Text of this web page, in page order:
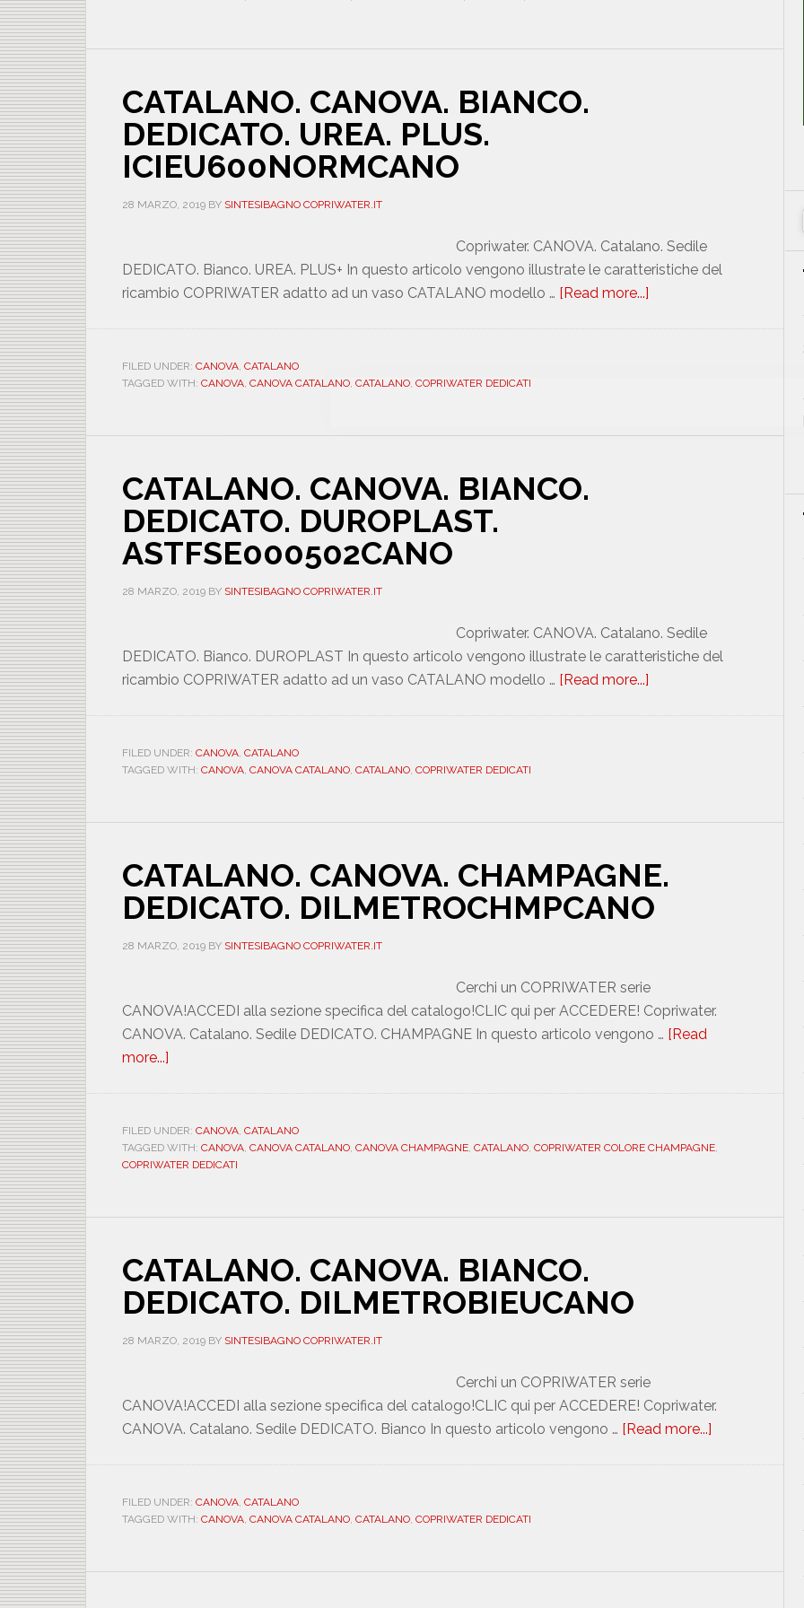
CATALANO. CANOVA. BIANCO.
DEDICATO. UREA. PLUS.
ICIEU600NORMCANO
28 MARZO, 2019BY SINTESIBAGNO COPRIWATER.IT
Copriwater. CANOVA. Catalano. Sedile
DEDICATO. Bianco. UREA. PLUS+ In questo articolo vengono illustrate le caratteristiche del
ricambio COPRIWATER adatto ad un vaso CATALANO modello … [Read more...]
PLUS.
FILED UNDER: CANOVA, CATALANO
TAGGED WITH: CANOVA, CANOVA CATALANO, CATALANO, COPRIWATER DEDICATI
CATALANO. CANOVA. BIANCO.
DEDICATO. DUROPLAST.
ASTFSE000502CANO
28 MARZO, 2019BY SINTESIBAGNO COPRIWATER.IT
Copriwater. CANOVA. Catalano. Sedile
DEDICATO. Bianco. DUROPLAST In questo articolo vengono illustrate le caratteristiche del
ricambio COPRIWATER adatto ad un vaso CATALANO modello … [Read more...]
ASTFSE000502CANO
FILED UNDER: CANOVA, CATALANO
TAGGED WITH: CANOVA, CANOVA CATALANO, CATALANO, COPRIWATER DEDICATI
CATALANO. CANOVA. CHAMPAGNE.
DEDICATO. DILMETROCHMPCANO
28 MARZO, 2019BY SINTESIBAGNO COPRIWATER.IT
Cerchi un COPRIWATER serie
CANOVA!ACCEDI alla sezione specifica del catalogo!CLIC qui per ACCEDERE! Copriwater.
CANOVA. Catalano. Sedile DEDICATO. CHAMPAGNE In questo articolo vengono … [Read
more...]
CHAMPAGNE.
DEDICATO.
DILMETROCHMPCANO
FILED UNDER: CANOVA, CATALANO
TAGGED WITH: CANOVA, CANOVA CATALANO, CANOVA CHAMPAGNE, CATALANO, COPRIWATER COLORE CHAMPAGNE,
COPRIWATER DEDICATI
CATALANO. CANOVA. BIANCO.
DEDICATO. DILMETROBIEUCANO
28 MARZO, 2019BY SINTESIBAGNO COPRIWATER.IT
Cerchi un COPRIWATER serie
CANOVA!ACCEDI alla sezione specifica del catalogo!CLIC qui per ACCEDERE! Copriwater.
CANOVA. Catalano. Sedile DEDICATO. Bianco In questo articolo vengono … [Read more...]
FILED UNDER: CANOVA, CATALANO
TAGGED WITH: CANOVA, CANOVA CATALANO, CATALANO, COPRIWATER DEDICATI